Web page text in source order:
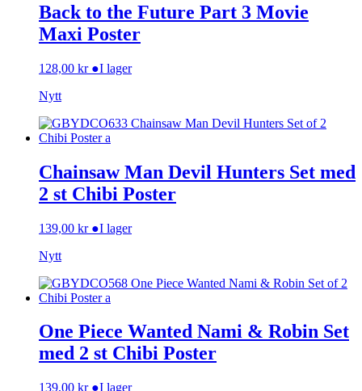
Back to the Future Part 3 Movie
Maxi Poster
128,00 kr ●I lager
Nytt
Chainsaw Man Devil Hunters Set med
2 st Chibi Poster
139,00 kr ●I lager
Nytt
One Piece Wanted Nami & Robin Set
med 2 st Chibi Poster
139,00 kr ●I lager